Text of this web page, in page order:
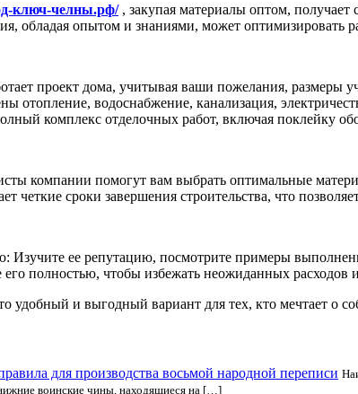
ключ-челны.рф/, закупая материалы оптом,
обладая опытом и знаниями, может
проект дома, учитывая ваши пожелания, размеры
отопление, водоснабжение, канализация,
комплекс отделочных работ, включая поклейку
компании помогут вам выбрать оптимальные
четкие сроки завершения строительства, что
ее репутацию, посмотрите примеры
полностью, чтобы избежать неожиданных расходов
удобный и выгодный вариант для тех, кто мечтает о
для производства восьмой народной переписи
воинские чины, находящиеся на […]